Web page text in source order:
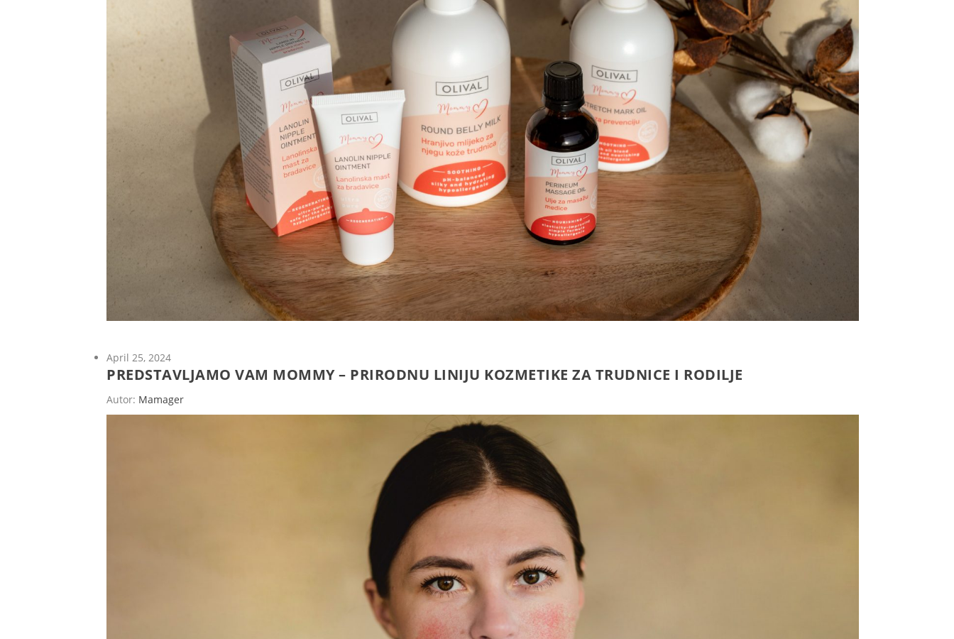
April 25, 2024
PREDSTAVLJAMO VAM MOMMY – PRIRODNU LINIJU KOZMETIKE ZA TRUDNICE I RODILJE
Autor: Mamager